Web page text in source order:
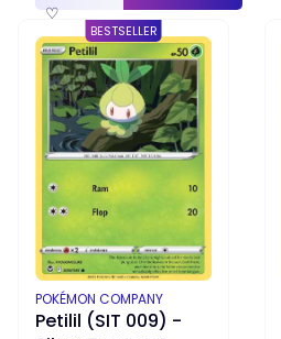
♡
BESTSELLER
Petilil (SIT 009) -
PRODUCENT
POKÉMON COMPANY